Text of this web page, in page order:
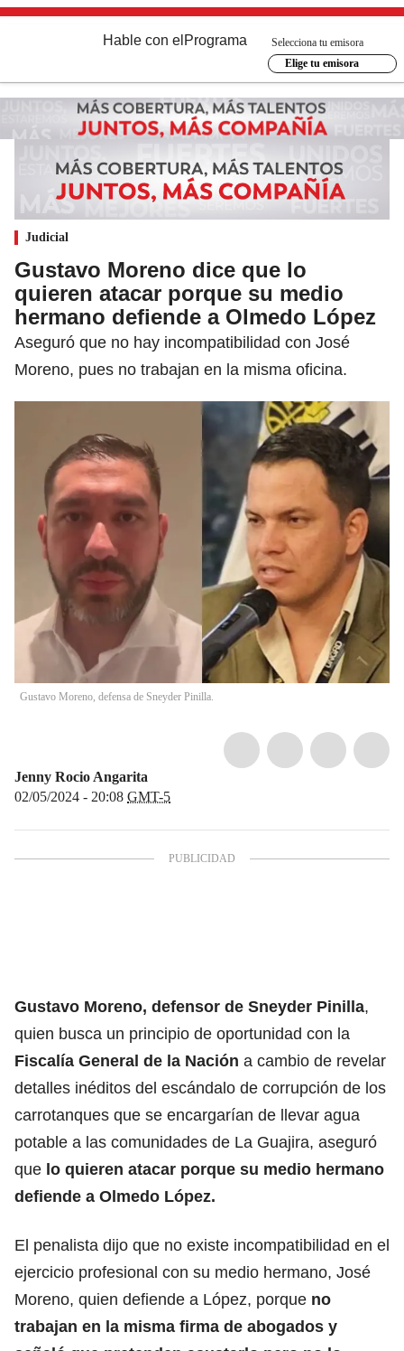
Hable con el Programa
Selecciona tu emisora
Elige tu emisora
Judicial
Gustavo Moreno dice que lo
quieren atacar porque su medio
hermano defiende a Olmedo López
Aseguró que no hay incompatibilidad con José
Moreno, pues no trabajan en la misma oficina.
Gustavo Moreno, defensa de Sneyder Pinilla.
Jenny Rocio Angarita
02/05/2024 - 20:08 GMT-5
Gustavo Moreno, defensor de Sneyder Pinilla,
quien busca un principio de oportunidad con la
Fiscalía General de la Nación a cambio de revelar
detalles inéditos del escándalo de corrupción de los
carrotanques que se encargarían de llevar agua
potable a las comunidades de La Guajira, aseguró
que lo quieren atacar porque su medio hermano
defiende a Olmedo López.
El penalista dijo que no existe incompatibilidad en el
ejercicio profesional con su medio hermano, José
Moreno, quien defiende a López, porque no
trabajan en la misma firma de abogados y